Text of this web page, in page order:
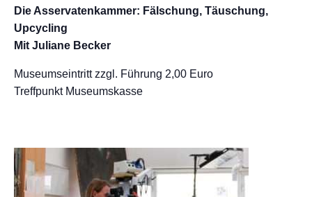
Die Asservatenkammer: Fälschung, Täuschung,
Upcycling
Mit Juliane Becker
Museumseintritt zzgl. Führung 2,00 Euro
Treffpunkt Museumskasse